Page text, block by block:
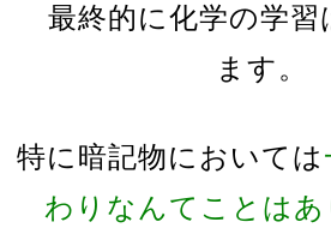
最終的に化学の学習
ます。
特に暗記物においては
わりなんてことはあ